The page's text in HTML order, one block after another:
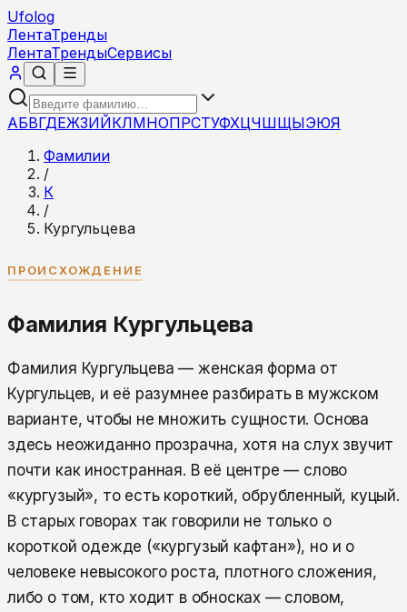
Ufolog
ЛентаТренды
ЛентаТрендыСервисы
АБВГДЕЖЗИЙКЛМНОПРСТУФХЦЧШЩЫЭЮЯ
Фамилии
/
К
/
Кургульцева
ПРОИСХОЖДЕНИЕ
Фамилия Кургульцева
Фамилия Кургульцева — женская форма от
Кургульцев, и её разумнее разбирать в мужском
варианте, чтобы не множить сущности. Основа
здесь неожиданно прозрачна, хотя на слух звучит
почти как иностранная. В её центре — слово
«кургузый», то есть короткий, обрубленный, куцый.
В старых говорах так говорили не только о
короткой одежде («кургузый кафтан»), но и о
человеке невысокого роста, плотного сложения,
либо о том, кто ходит в обносках — словом,